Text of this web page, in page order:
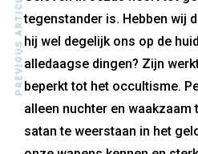
tegenstander is. Hebben wij
hij wel degelijk ons op de
alledaagse dingen? Zijn
beperkt tot het occultisme.
alleen nuchter en waakzaam
satan te weerstaan in het
PREVIOUS ARTICLE